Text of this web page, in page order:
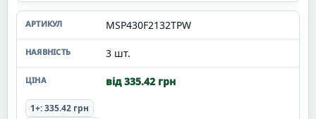
MSP430F2132TPW
3 шт.
від 335.42 грн
1+: 335.42 грн